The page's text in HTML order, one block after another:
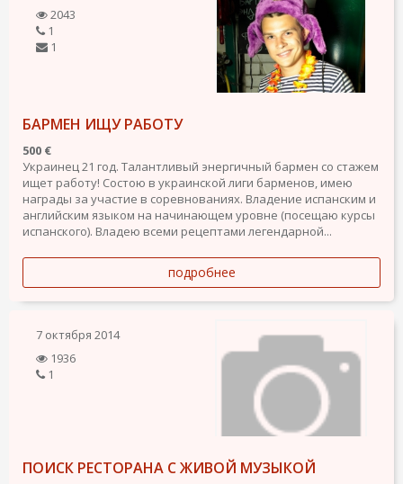
2043
1
1
БАРМЕН ИЩУ РАБОТУ
500 €
Украинец 21 год. Талантливый энергичный бармен со стажем
ищет работу! Состою в украинской лиги барменов, имею
награды за участие в соревнованиях. Владение испанским и
английским языком на начинающем уровне (посещаю курсы
испанского). Владею всеми рецептами легендарной...
подробнее
7 октября 2014
1936
1
ПОИСК РЕСТОРАНА С ЖИВОЙ МУЗЫКОЙ